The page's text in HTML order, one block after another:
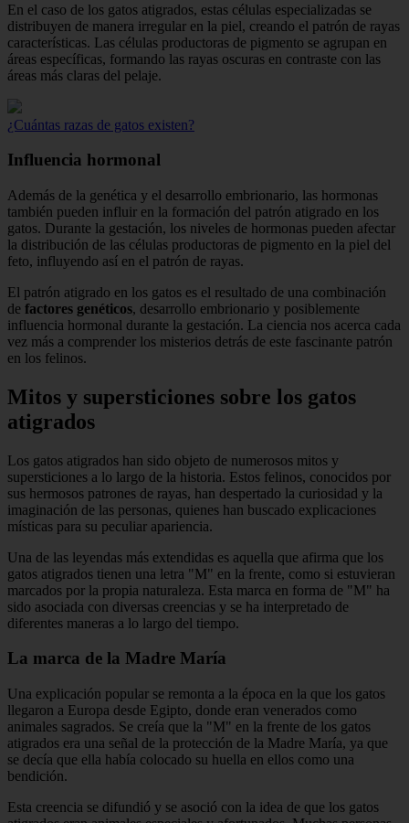
En el caso de los gatos atigrados, estas células especializadas se
distribuyen de manera irregular en la piel, creando el patrón de rayas
características. Las células productoras de pigmento se agrupan en
áreas específicas, formando las rayas oscuras en contraste con las
áreas más claras del pelaje.
¿Cuántas razas de gatos existen?
Influencia hormonal
Además de la genética y el desarrollo embrionario, las hormonas
también pueden influir en la formación del patrón atigrado en los
gatos. Durante la gestación, los niveles de hormonas pueden afectar
la distribución de las células productoras de pigmento en la piel del
feto, influyendo así en el patrón de rayas.
El patrón atigrado en los gatos es el resultado de una combinación
de factores genéticos, desarrollo embrionario y posiblemente
influencia hormonal durante la gestación. La ciencia nos acerca cada
vez más a comprender los misterios detrás de este fascinante patrón
en los felinos.
Mitos y supersticiones sobre los gatos
atigrados
Los gatos atigrados han sido objeto de numerosos mitos y
supersticiones a lo largo de la historia. Estos felinos, conocidos por
sus hermosos patrones de rayas, han despertado la curiosidad y la
imaginación de las personas, quienes han buscado explicaciones
místicas para su peculiar apariencia.
Una de las leyendas más extendidas es aquella que afirma que los
gatos atigrados tienen una letra "M" en la frente, como si estuvieran
marcados por la propia naturaleza. Esta marca en forma de "M" ha
sido asociada con diversas creencias y se ha interpretado de
diferentes maneras a lo largo del tiempo.
La marca de la Madre María
Una explicación popular se remonta a la época en la que los gatos
llegaron a Europa desde Egipto, donde eran venerados como
animales sagrados. Se creía que la "M" en la frente de los gatos
atigrados era una señal de la protección de la Madre María, ya que
se decía que ella había colocado su huella en ellos como una
bendición.
Esta creencia se difundió y se asoció con la idea de que los gatos